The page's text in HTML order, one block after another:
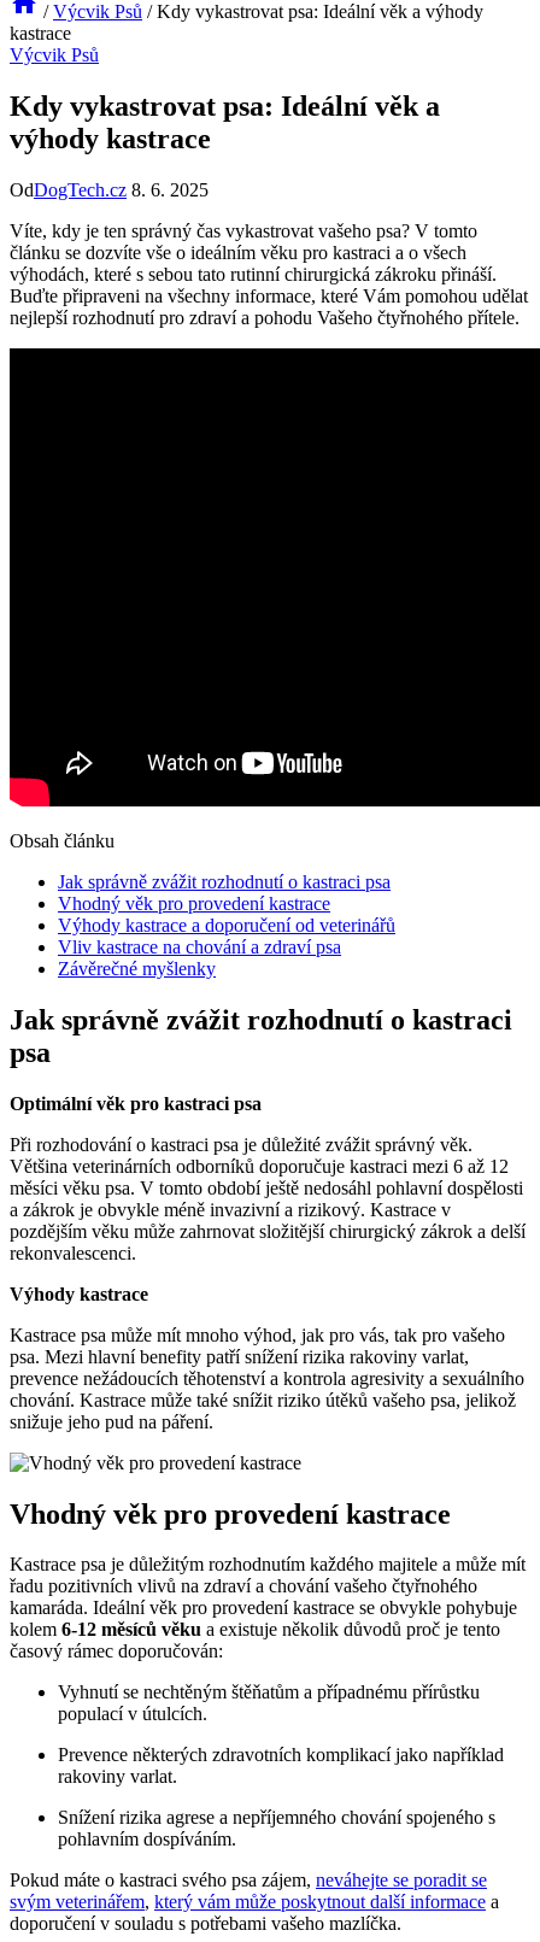
/ Výcvik Psů / Kdy vykastrovat psa: Ideální věk a výhody
kastrace
Výcvik Psů
Kdy vykastrovat psa: Ideální věk a
výhody kastrace
OdDogTech.cz 8. 6. 2025
Víte, kdy je ten správný čas vykastrovat vašeho psa? V tomto
článku se dozvíte vše o ideálním věku pro kastraci a o všech
výhodách, které s sebou tato rutinní chirurgická zákroku přináší.
Buďte připraveni na všechny informace, které Vám pomohou udělat
nejlepší rozhodnutí pro zdraví a pohodu Vašeho čtyřnohého přítele.
Obsah článku
Jak správně zvážit rozhodnutí o kastraci psa
Vhodný věk pro provedení kastrace
Výhody kastrace a doporučení od veterinářů
Vliv kastrace na chování a zdraví psa
Závěrečné myšlenky
Jak správně zvážit rozhodnutí o kastraci
psa
Optimální věk pro kastraci psa
Při rozhodování o kastraci psa je důležité zvážit správný věk.
Většina veterinárních odborníků doporučuje kastraci mezi 6 až 12
měsíci věku psa. V tomto období ještě nedosáhl pohlavní dospělosti
a zákrok je obvykle méně invazivní a rizikový. Kastrace v
pozdějším věku může zahrnovat složitější chirurgický zákrok a delší
rekonvalescenci.
Výhody kastrace
Kastrace psa může mít mnoho výhod, jak pro vás, tak pro vašeho
psa. Mezi hlavní benefity patří snížení rizika rakoviny varlat,
prevence nežádoucích těhotenství a kontrola agresivity a sexuálního
chování. Kastrace může také snížit riziko útěků vašeho psa, jelikož
snižuje jeho pud na páření.
Vhodný věk pro provedení kastrace
Kastrace psa je důležitým rozhodnutím každého majitele a může mít
řadu pozitivních vlivů na zdraví a chování vašeho čtyřnohého
kamaráda. Ideální věk pro provedení kastrace se obvykle pohybuje
kolem 6-12 měsíců věku a existuje několik důvodů proč je tento
časový rámec doporučován:
Vyhnutí se nechtěným štěňatům a případnému přírůstku
populací v útulcích.
Prevence některých zdravotních komplikací jako například
rakoviny varlat.
Snížení rizika agrese a nepříjemného chování spojeného s
pohlavním dospíváním.
Pokud máte o kastraci svého psa zájem, neváhejte se poradit se
svým veterinářem, který vám může poskytnout další informace a
doporučení v souladu s potřebami vašeho mazlíčka.